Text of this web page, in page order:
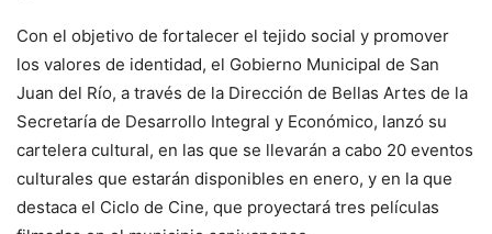
Con el objetivo de fortalecer el tejido social y promover
los valores de identidad, el Gobierno Municipal de San
Juan del Río, a través de la Dirección de Bellas Artes de la
Secretaría de Desarrollo Integral y Económico, lanzó su
cartelera cultural, en las que se llevarán a cabo 20 eventos
culturales que estarán disponibles en enero, y en la que
destaca el Ciclo de Cine, que proyectará tres películas